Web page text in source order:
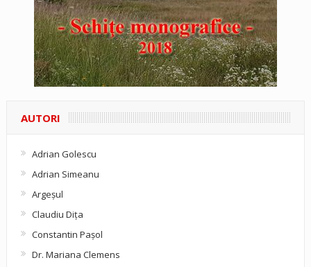
AUTORI
Adrian Golescu
Adrian Simeanu
Argeşul
Claudiu Diţa
Constantin Pașol
Dr. Mariana Clemens